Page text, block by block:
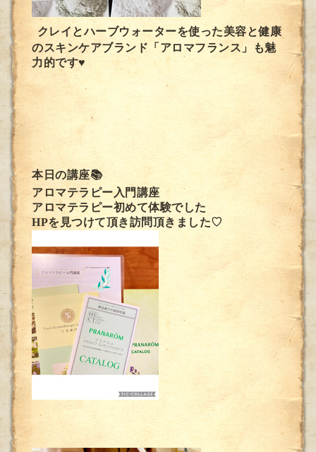
クレイとハーブウォーターを使った美容と健康
のスキンケアブランド「アロマフランス」も魅
力的です♥️
本日の講座📚
アロマテラピー入門講座
アロマテラピー初めて体験でした
HPを見つけて頂き訪問頂きました♡